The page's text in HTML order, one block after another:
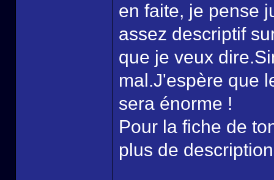
en faite, je pense
assez descriptif
que je veux
mal.J'espère que
sera énorme !
Pour la fiche de
plus de